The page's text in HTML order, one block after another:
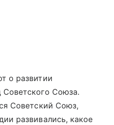
о развитии
Советского Союза.
Советский Союз,
развивались, какое